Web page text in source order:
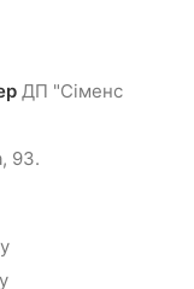
ДП "Сіменс
93.